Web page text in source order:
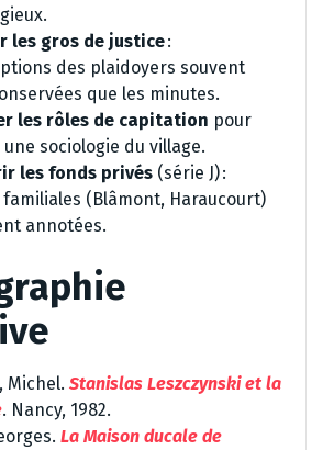
les gros de justice:
des plaidoyers souvent
que les minutes.
les rôles de capitation pour
sociologie du village.
les fonds privés (série J) :
(Blâmont, Haraucourt)
annotées.
Michel. Stanislas Leszczynski et la
. Nancy, 1982.
La Maison ducale de